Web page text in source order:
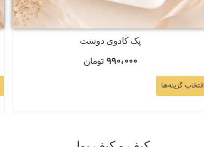
پک کادوی دوست
990،000تومان
انتخاب گزینه‌ها